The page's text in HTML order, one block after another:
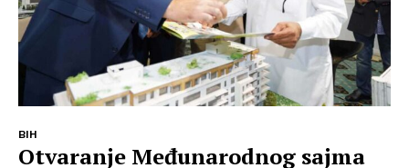
BIH
Otvaranje Međunarodnog sajma